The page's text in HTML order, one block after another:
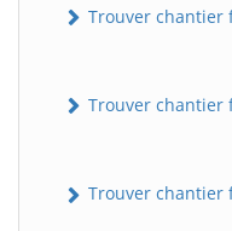
Trouver chantier
Trouver chantier
Trouver chantier